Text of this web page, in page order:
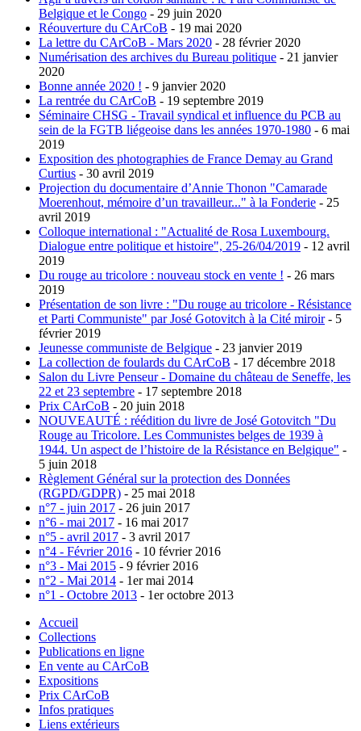
Belgique et le Congo - 29 juin 2020
Réouverture du CArCoB - 19 mai 2020
La lettre du CArCoB - Mars 2020 - 28 février 2020
Numérisation des archives du Bureau politique - 21 janvier
2020
Bonne année 2020 ! - 9 janvier 2020
La rentrée du CArCoB - 19 septembre 2019
Séminaire CHSG - Travail syndical et influence du PCB au
sein de la FGTB liégeoise dans les années 1970-1980 - 6 mai
2019
Exposition des photographies de France Demay au Grand
Curtius - 30 avril 2019
Projection du documentaire d’Annie Thonon "Camarade
Moerenhout, mémoire d’un travailleur..." à la Fonderie - 25
avril 2019
Colloque international : "Actualité de Rosa Luxembourg.
Dialogue entre politique et histoire", 25-26/04/2019 - 12 avril
2019
Du rouge au tricolore : nouveau stock en vente ! - 26 mars
2019
Présentation de son livre : "Du rouge au tricolore - Résistance
et Parti Communiste" par José Gotovitch à la Cité miroir- 5
février 2019
Jeunesse communiste de Belgique - 23 janvier 2019
La collection de foulards du CArCoB - 17 décembre 2018
Salon du Livre Penseur - Domaine du château de Seneffe, les
22 et 23 septembre - 17 septembre 2018
Prix CArCoB - 20 juin 2018
NOUVEAUTÉ : réédition du livre de José Gotovitch "Du
Rouge au Tricolore. Les Communistes belges de 1939 à
1944. Un aspect de l’histoire de la Résistance en Belgique" -
5 juin 2018
Règlement Général sur la protection des Données
(RGPD/GDPR) - 25 mai 2018
n°7 - juin 2017 - 26 juin 2017
n°6 - mai 2017 - 16 mai 2017
n°5 - avril 2017 - 3 avril 2017
n°4 - Février 2016 - 10 février 2016
n°3 - Mai 2015 - 9 février 2016
n°2 - Mai 2014 - 1er mai 2014
n°1 - Octobre 2013 - 1er octobre 2013
Accueil
Collections
Publications en ligne
En vente au CArCoB
Expositions
Prix CArCoB
Infos pratiques
Liens extérieurs